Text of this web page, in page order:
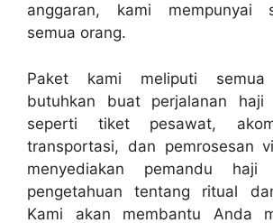
anggaran, kami mempunyai
semua orang.
Paket kami meliputi
butuhkan buat perjalanan haji
seperti tiket pesawat,
transportasi, dan pemrosesan
menyediakan pemandu
pengetahuan tentang ritual
Kami akan membantu Anda